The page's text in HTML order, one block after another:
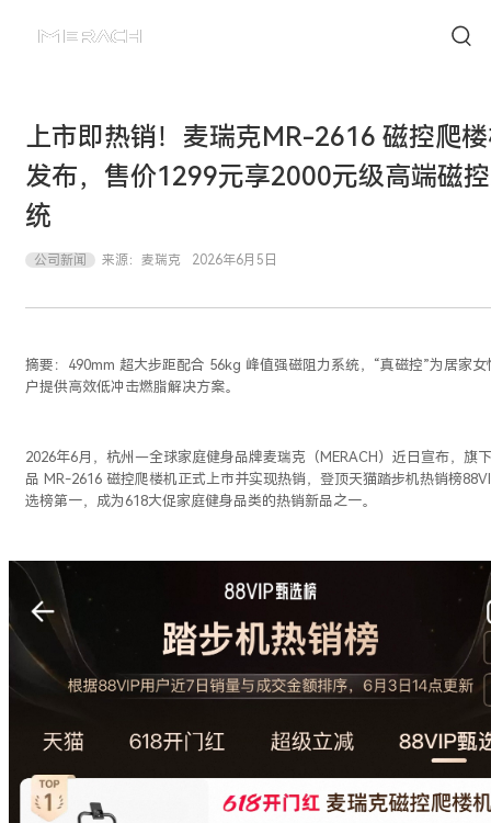
上市即热销！麦瑞克MR-2616 磁控爬
发布，售价1299元享2000元级高端磁
统
公司新闻 来源： 麦瑞克 2026年6月5日
摘要：490mm 超大步距配合 56kg 峰值强磁阻力系统，“真磁控”为居家女
户提供高效低冲击燃脂解决方案。
2026年6月，杭州—全球家庭健身品牌麦瑞克（MERACH）近日宣布，旗
品 MR-2616 磁控爬楼机正式上市并实现热销，登顶天猫踏步机热销榜
选榜第一，成为618大促家庭健身品类的热销新品之一。